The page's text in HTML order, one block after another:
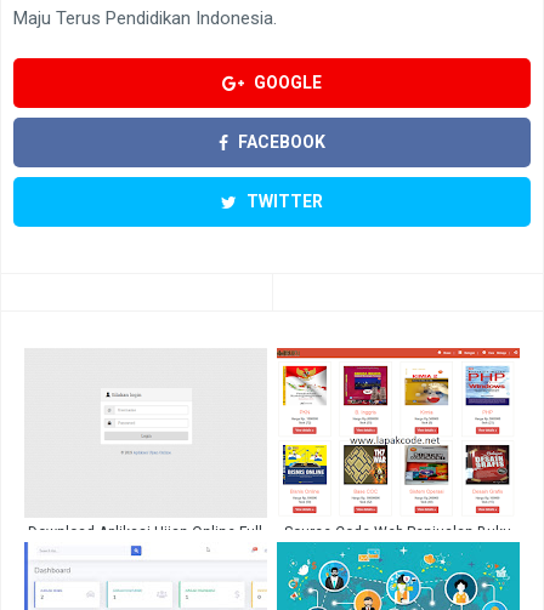
Maju Terus Pendidikan Indonesia.
GOOGLE
FACEBOOK
TWITTER
Download Aplikasi Ujian Online Full
Menggukan Codeigniter
Source Code Web Penjualan Buku
Menggunakan PHP OOP Mysql